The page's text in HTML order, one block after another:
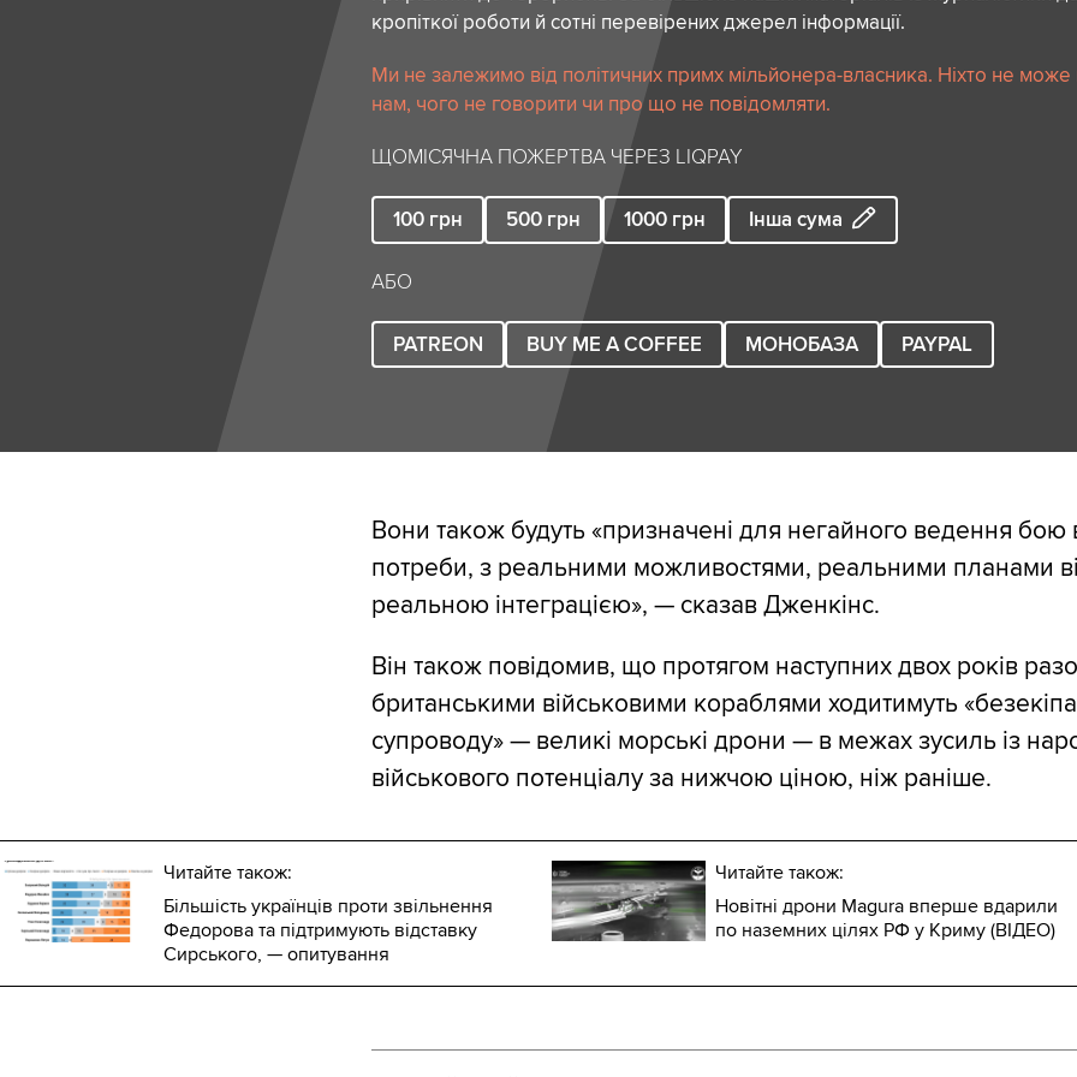
кропіткої роботи й сотні перевірених джерел інформації.
Ми не залежимо від політичних примх мільйонера-власника. Ніхто не може
нам, чого не говорити чи про що не повідомляти.
ЩОМІСЯЧНА ПОЖЕРТВА ЧЕРЕЗ LIQPAY
100 грн 500 грн 1000 грн Інша сума
АБО
PATREON BUY ME A COFFEE МОНОБАЗА PAYPAL
Вони також будуть «призначені для негайного ведення бою
потреби, з реальними можливостями, реальними планами
реальною інтеграцією», — сказав Дженкінс.
Він також повідомив, що протягом наступних двох років
британськими військовими кораблями ходитимуть
супроводу» — великі морські дрони — в межах зусиль із
військового потенціалу за нижчою ціною, ніж раніше.
Читайте також:
Більшість українців проти звільнення
Федорова та підтримують відставку
Сирського, — опитування
Читайте також:
Новітні дрони Magura вперше вдарили
по наземних цілях РФ у Криму (ВІДЕО)